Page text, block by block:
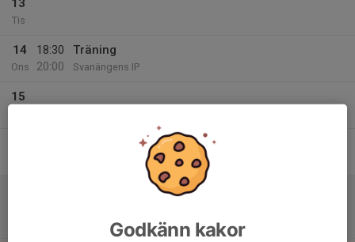
13
Tis
14
Ons
18:30
20:00
Träning
Svanängens IP
15
Match mot Bromstens IK
Bromstens IP 21
Godkänn kakor